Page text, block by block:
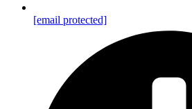
[email protected]